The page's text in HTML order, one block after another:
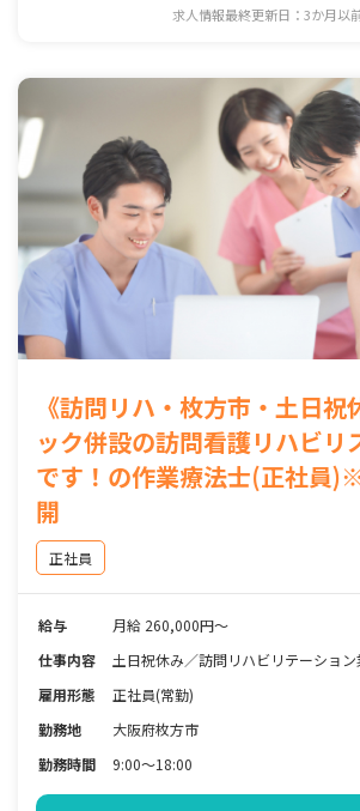
求人情報最終更新日：3か月以
《訪問リハ・枚方市・土日祝
ック併設の訪問看護リハビリ
です！の作業療法士(正社員
開
正社員
給与
月給 260,000円～
仕事内容
土日祝休み／訪問リハビリテーショ
雇用形態
正社員(常勤)
勤務地
大阪府枚方市
勤務時間
9:00～18:00